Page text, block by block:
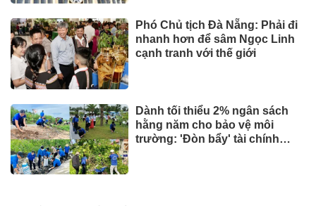
Phó Chủ tịch Đà Nẵng: Phải đi
nhanh hơn để sâm Ngọc Linh
cạnh tranh với thế giới
Dành tối thiểu 2% ngân sách
hằng năm cho bảo vệ môi
trường: 'Đòn bẩy' tài chính